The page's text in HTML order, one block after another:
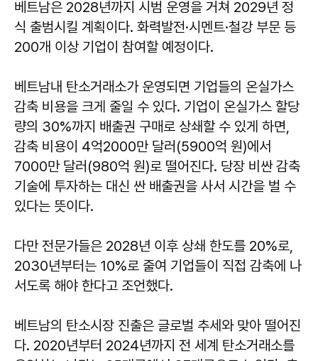
베트남은 2028년까지 시범 운영을 거쳐 2029년 정
식 출범시킬 계획이다. 화력발전·시멘트·철강 부문 등
200개 이상 기업이 참여할 예정이다.
베트남내 탄소거래소가 운영되면 기업들의 온실가스
감축 비용을 크게 줄일 수 있다. 기업이 온실가스 할당
량의 30%까지 배출권 구매로 상쇄할 수 있게 하면,
감축 비용이 4억2000만 달러(5900억 원)에서
7000만 달러(980억 원)로 떨어진다. 당장 비싼 감축
기술에 투자하는 대신 싼 배출권을 사서 시간을 벌 수
있다는 뜻이다.
다만 전문가들은 2028년 이후 상쇄 한도를 20%로,
2030년부터는 10%로 줄여 기업들이 직접 감축에 나
서도록 해야 한다고 조언했다.
베트남의 탄소시장 진출은 글로벌 추세와 맞아 떨어진
다. 2020년부터 2024년까지 전 세계 탄소거래소를